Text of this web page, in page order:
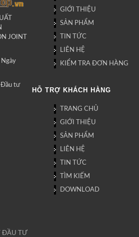
JOINT
Đầu tư
GIỚI THIỆU
SẢN PHẨM
TIN TỨC
LIÊN HỆ
KIỂM TRA ĐƠN HÀNG
HỖ TRỢ KHÁCH HÀNG
TRANG CHỦ
GIỚI THIỆU
SẢN PHẨM
LIÊN HỆ
TIN TỨC
TÌM KIẾM
DOWNLOAD
ĐẦU TƯ